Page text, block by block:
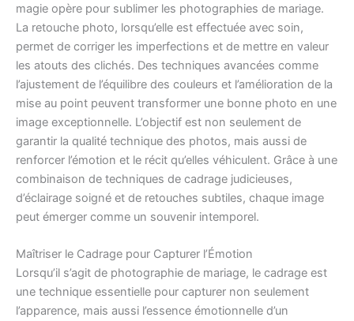
magie opère pour sublimer les photographies de mariage.
La retouche photo, lorsqu’elle est effectuée avec soin,
permet de corriger les imperfections et de mettre en valeur
les atouts des clichés. Des techniques avancées comme
l’ajustement de l’équilibre des couleurs et l’amélioration de la
mise au point peuvent transformer une bonne photo en une
image exceptionnelle. L’objectif est non seulement de
garantir la qualité technique des photos, mais aussi de
renforcer l’émotion et le récit qu’elles véhiculent. Grâce à une
combinaison de techniques de cadrage judicieuses,
d’éclairage soigné et de retouches subtiles, chaque image
peut émerger comme un souvenir intemporel.
Maîtriser le Cadrage pour Capturer l’Émotion
Lorsqu’il s’agit de photographie de mariage, le cadrage est
une technique essentielle pour capturer non seulement
l’apparence, mais aussi l’essence émotionnelle d’un